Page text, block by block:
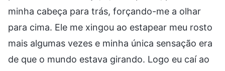
minha cabeça para trás, forçando-me a olhar
para cima. Ele me xingou ao estapear meu rosto
mais algumas vezes e minha única sensação era
de que o mundo estava girando. Logo eu caí ao